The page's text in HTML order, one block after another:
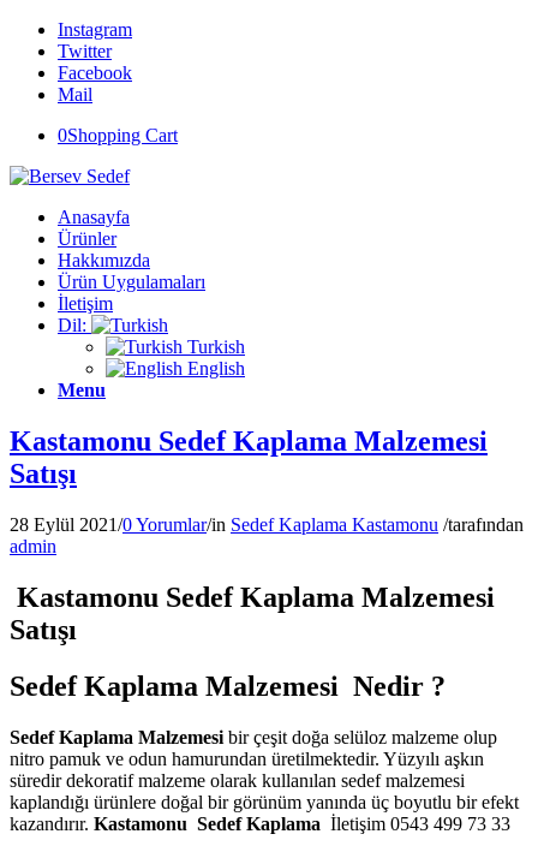
Instagram
Twitter
Facebook
Mail
0Shopping Cart
Anasayfa
Ürünler
Hakkımızda
Ürün Uygulamaları
İletişim
Dil:
Turkish
English
Menu
Kastamonu Sedef Kaplama Malzemesi
Satışı
28 Eylül 2021/0 Yorumlar/in Sedef Kaplama Kastamonu /tarafından
admin
Kastamonu Sedef Kaplama Malzemesi
Satışı
Sedef Kaplama Malzemesi Nedir ?
Sedef Kaplama Malzemesi bir çeşit doğa selüloz malzeme olup
nitro pamuk ve odun hamurundan üretilmektedir. Yüzyılı aşkın
süredir dekoratif malzeme olarak kullanılan sedef malzemesi
kaplandığı ürünlere doğal bir görünüm yanında üç boyutlu bir efekt
kazandırır. Kastamonu Sedef Kaplama İletişim 0543 499 73 33